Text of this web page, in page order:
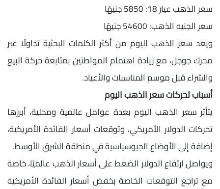
سعر الذهب عيار 18: 5850 جنيهًا
سعر الجنيه الذهب: 54600 جنيهًا
ويعد سعر الذهب اليوم من أكثر الكلمات البحثية تداولًا عبر
محرك جوجل، مع زيادة اهتمام المواطنين بمتابعة حركة البيع
والشراء قبل موسم المناسبات والأعياد.
أسباب تحركات سعر الذهب اليوم
يتأثر سعر الذهب اليوم بعدة عوامل عالمية ومحلية، أبرزها
تحركات الدولار الأمريكي، وتوقعات أسعار الفائدة الأمريكية،
إضافة إلى الأوضاع الجيوسياسية في منطقة الشرق الأوسط.
ويواصل ارتفاع الدولار الضغط على أسعار الذهب عالميًا، خاصة
مع تراجع التوقعات الخاصة بخفض أسعار الفائدة الأمريكية